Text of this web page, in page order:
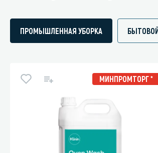
ПРОМЫШЛЕННАЯ УБОРКА
МИНПРОМТОРГ *